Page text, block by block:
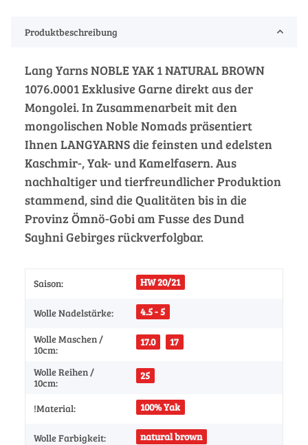
Produktbeschreibung
Lang Yarns NOBLE YAK 1 NATURAL BROWN
1076.0001 Exklusive Garne direkt aus der
Mongolei. In Zusammenarbeit mit den
mongolischen Noble Nomads präsentiert
Ihnen LANGYARNS die feinsten und edelsten
Kaschmir-, Yak- und Kamelfasern. Aus
nachhaltiger und tierfreundlicher Produktion
stammend, sind die Qualitäten bis in die
Provinz Ömnö-Gobi am Fusse des Dund
Sayhni Gebirges rückverfolgbar.
Saison: HW 20/21
Wolle Nadelstärke: 4.5 - 5
Wolle Maschen /
10cm:
17.0 17
Wolle Reihen /
10cm:
25
!Material: 100% Yak
Wolle Farbigkeit: natural brown